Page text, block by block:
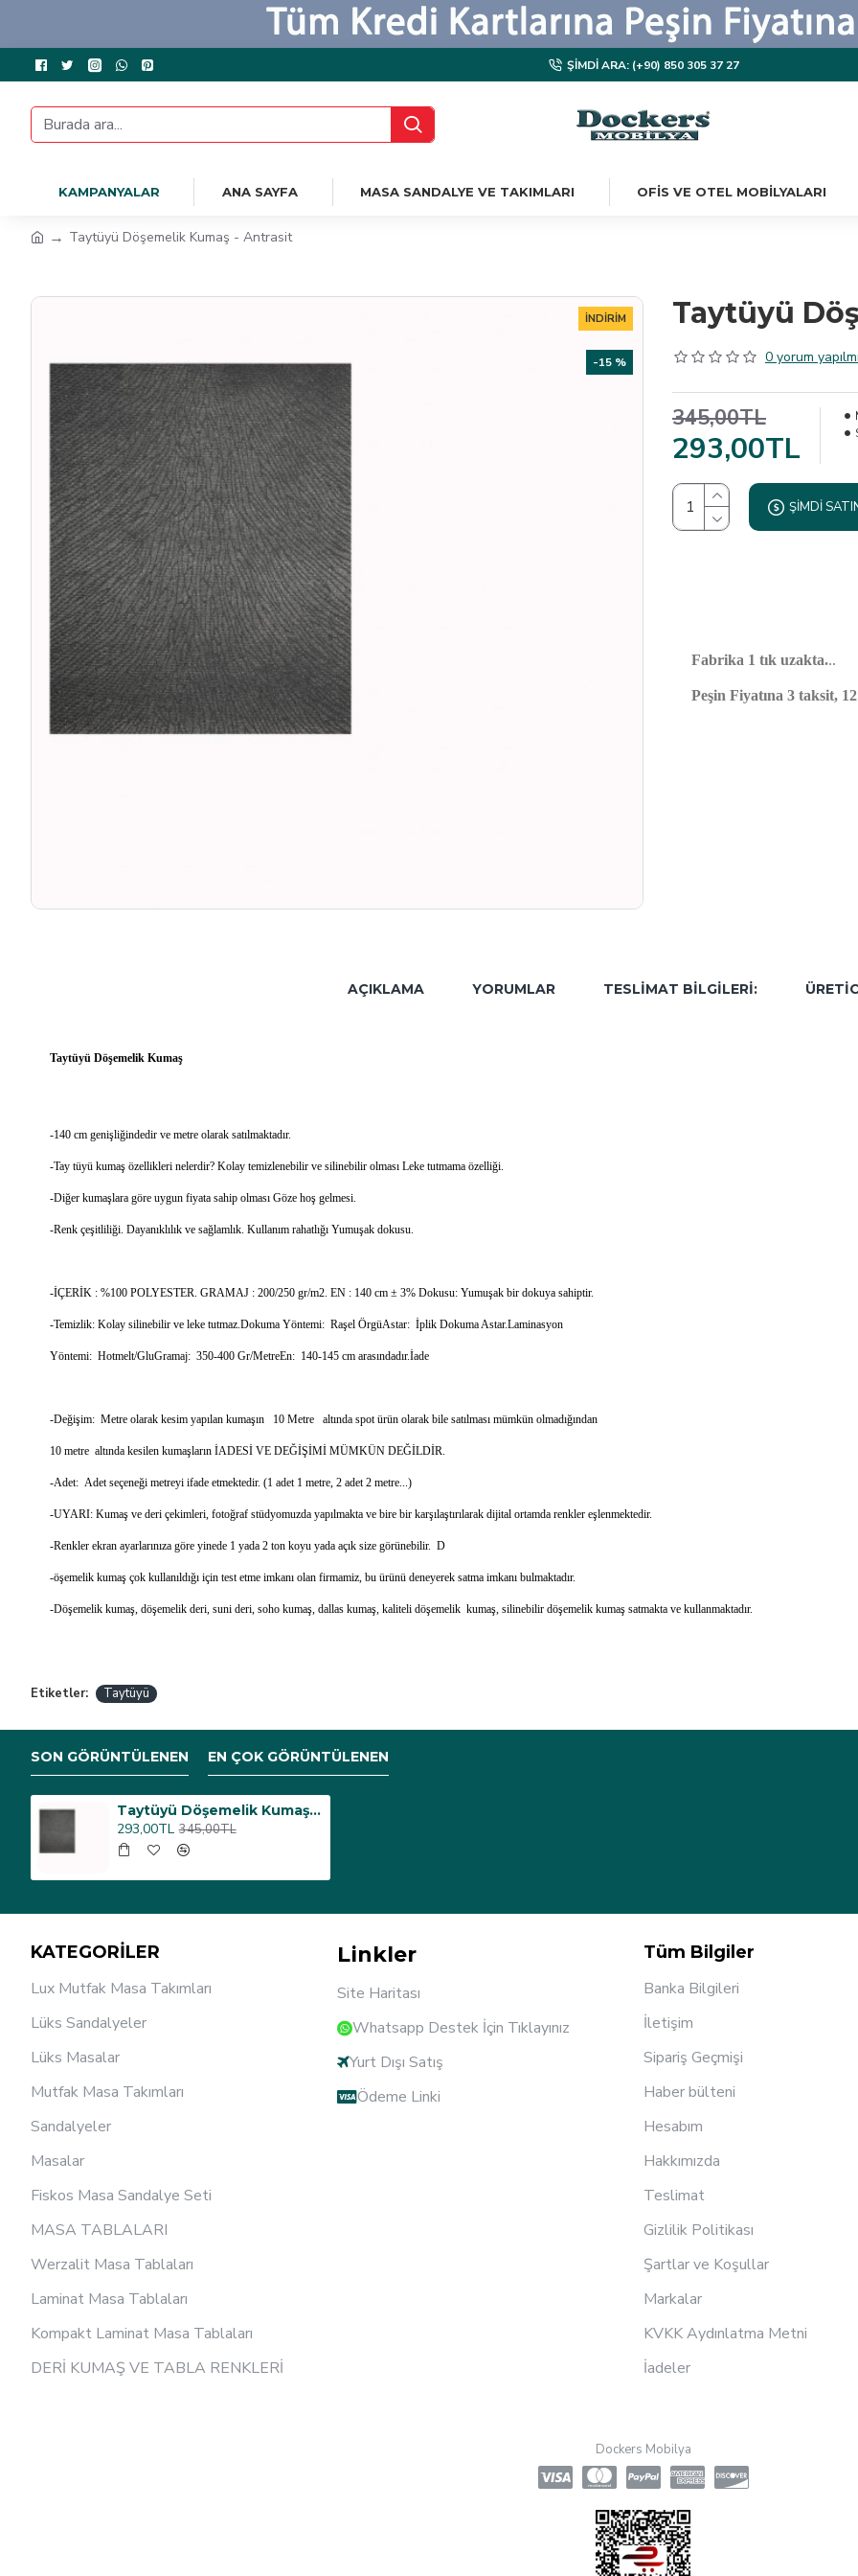
ŞIMDI ARA: (+90) 850 305 37 27
KAMPANYALAR ANA SAYFA MASA SANDALYE VE TAKIMLARI OFIS VE OTEL MOBILYALARI
Taytüyü Döşemelik Kumaş - Antrasit
İNDIRIM
-15 %
Taytüyü
0 yorum
293,00TL
345,00TL
ŞIMDI
Fabrika 1 tık uzakta...
Peşin Fiyatına 3 taksit,
AÇIKLAMA YORUMLAR TESLIMAT BILGILERI:
Taytüyü Döşemelik Kumaş
-140 cm genişliğindedir ve metre olarak satılmaktadır.
-Tay tüyü kumaş özellikleri nelerdir? Kolay temizlenebilir ve silinebilir olması Leke tutmama özelliği.
-Diğer kumaşlara göre uygun fiyata sahip olması Göze hoş gelmesi.
-Renk çeşitliliği. Dayanıklılık ve sağlamlık. Kullanım rahatlığı Yumuşak dokusu.
-İÇERİK : %100 POLYESTER. GRAMAJ : 200/250 gr/m2. EN : 140 cm ± 3% Dokusu: Yumuşak bir dokuya sahiptir.
-Temizlik: Kolay silinebilir ve leke tutmaz.Dokuma Yöntemi: Raşel ÖrgüAstar: İplik Dokuma Astar.Laminasyon
Yöntemi: Hotmelt/GluGramaj: 350-400 Gr/MetreEn: 140-145 cm arasındadır.İade
-Değişim: Metre olarak kesim yapılan kumaşın 10 Metre altında spot ürün olarak bile satılması mümkün olmadığından
10 metre altında kesilen kumaşların İADESİ VE DEĞİŞİMİ MÜMKÜN DEĞİLDİR.
-Adet: Adet seçeneği metreyi ifade etmektedir. (1 adet 1 metre, 2 adet 2 metre...)
-UYARI: Kumaş ve deri çekimleri, fotoğraf stüdyomuzda yapılmakta ve bire bir karşılaştırılarak dijital ortamda renkler eşlenmektedir.
-Renkler ekran ayarlarınıza göre yinede 1 yada 2 ton koyu yada açık size görünebilir. D
-öşemelik kumaş çok kullanıldığı için test etme imkanı olan firmamiz, bu ürünü deneyerek satma imkanı bulmaktadır.
-Döşemelik kumaş, döşemelik deri, suni deri, soho kumaş, dallas kumaş, kaliteli döşemelik kumaş, silinebilir döşemelik kumaş satmakta ve kullanmaktadır.
Etiketler: Taytüyü
SON GÖRÜNTÜLENEN EN ÇOK GÖRÜNTÜLENEN
Taytüyü Döşemelik Kumaş - Antrasit
293,00TL 345,00TL
KATEGORİLER
Lux Mutfak Masa Takımları
Lüks Sandalyeler
Lüks Masalar
Mutfak Masa Takımları
Sandalyeler
Masalar
Fiskos Masa Sandalye Seti
MASA TABLALARI
Werzalit Masa Tablaları
Laminat Masa Tablaları
Kompakt Laminat Masa Tablaları
DERİ KUMAŞ VE TABLA RENKLERİ
Linkler
Site Haritası
Whatsapp Destek İçin Tıklayınız
Yurt Dışı Satış
Ödeme Linki
Tüm Bilgiler
Banka Bilgileri
İletişim
Sipariş Geçmişi
Haber bülteni
Hesabım
Hakkımızda
Teslimat
Gizlilik Politikası
Şartlar ve Koşullar
Markalar
KVKK Aydınlatma Metni
İadeler
Dockers Mobilya